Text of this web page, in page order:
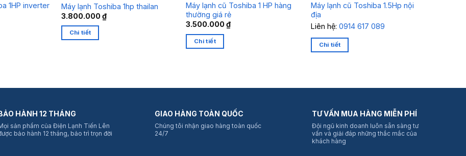
1HP inverter
Máy lạnh Toshiba 1hp thailan
3.800.000₫
Chi tiết
Máy lạnh cũ Toshiba 1 HP hàng
thường giá rẻ
3.500.000₫
Chi tiết
Máy lạnh cũ Toshiba 1.5Hp nội
địa
Liên hệ: 0914 617 089
Chi tiết
HÀNH 12 THÁNG
sản phẩm của Điện Lạnh Tiến Lên
bảo hành 12 tháng, bảo trì trọn đời
GIAO HÀNG TOÀN QUỐC
Chúng tôi nhận giao hàng toàn quốc
24/7
TƯ VẤN MUA HÀNG MIỄN PHÍ
Đội ngũ kinh doanh luôn sẵn sàng tư
vấn và giải đáp những thắc mắc của
khách hàng